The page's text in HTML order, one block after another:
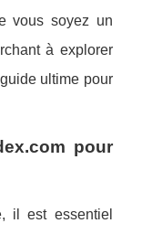
vous soyez un
à explorer
ultime pour
pour
il est essentiel